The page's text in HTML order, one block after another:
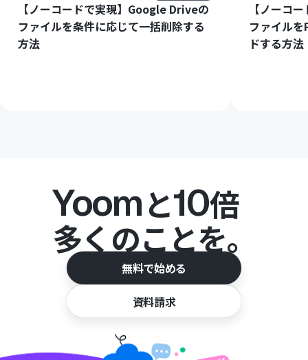
【ノーコードで実現】Google Driveの
ファイルを条件に応じて一括削除する
方法
【ノーコ
ファイル
ドする方法
Yoomと10倍
多くのことを。
無料で始める
資料請求